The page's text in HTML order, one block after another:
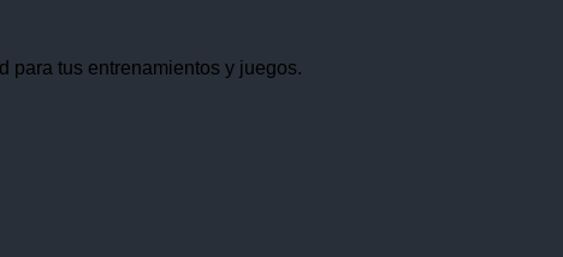
para tus entrenamientos y juegos.